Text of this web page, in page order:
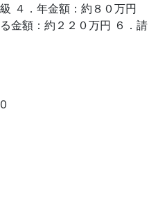
４．年金額：約８０万円
金額：約２２０万円 ６．請